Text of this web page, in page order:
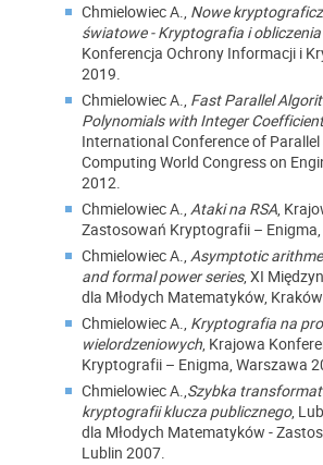
Chmielowiec A., Nowe
światowe - Kryptografia i
Konferencja Ochrony Informacji i
2019.
Chmielowiec A., Fast Parallel
Polynomials with Integer
International Conference of
Computing World Congress on
2012.
Chmielowiec A., Ataki na RSA,
Zastosowań Kryptografii –
Chmielowiec A., Asymptotic
and formal power series, XI
dla Młodych Matematyków,
Chmielowiec A., Kryptografia na
wielordzeniowych, Krajowa
Kryptografii – Enigma, Warszawa
Chmielowiec A.,Szybka
kryptografii klucza publicznego,
dla Młodych Matematyków -
Lublin 2007.